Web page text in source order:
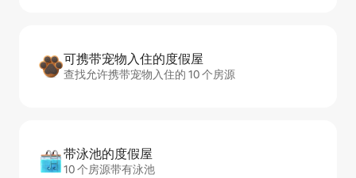
可携带宠物入住的度假屋
查找允许携带宠物入住的 10 个房源
带泳池的度假屋
10 个房源带有泳池